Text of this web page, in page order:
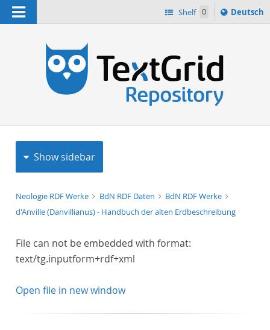
Navigation Shelf 0
Sprache
ï¿½ndern
Deutsch
Show sidebar
Neologie RDF Werke BdN RDF Daten
BdN RDF Werke
d'Anville (Danvillianus) - Handbuch der alten Erdbeschreibung
File can not be embedded with format:
text/tg.inputform+rdf+xml
Open file in new window